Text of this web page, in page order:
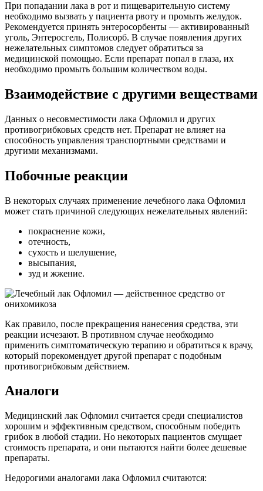
При попадании лака в рот и пищеварительную систему
необходимо вызвать у пациента рвоту и промыть желудок.
Рекомендуется принять энтеросорбенты — активированный
уголь, Энтеросгель, Полисорб. В случае появления других
нежелательных симптомов следует обратиться за
медицинской помощью. Если препарат попал в глаза, их
необходимо промыть большим количеством воды.
Взаимодействие с другими веществами
Данных о несовместимости лака Офломил и других
противогрибковых средств нет. Препарат не влияет на
способность управления транспортными средствами и
другими механизмами.
Побочные реакции
В некоторых случаях применение лечебного лака Офломил
может стать причиной следующих нежелательных явлений:
покраснение кожи,
отечность,
сухость и шелушение,
высыпания,
зуд и жжение.
Как правило, после прекращения нанесения средства, эти
реакции исчезают. В противном случае необходимо
применить симптоматическую терапию и обратиться к врачу,
который порекомендует другой препарат с подобным
противогрибковым действием.
Аналоги
Медицинский лак Офломил считается среди специалистов
хорошим и эффективным средством, способным победить
грибок в любой стадии. Но некоторых пациентов смущает
стоимость препарата, и они пытаются найти более дешевые
препараты.
Недорогими аналогами лака Офломил считаются: